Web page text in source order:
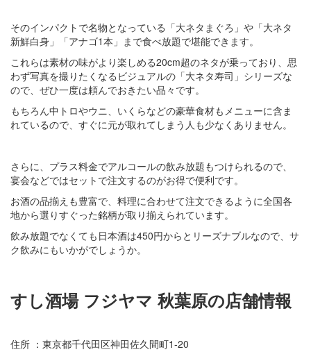
そのインパクトで名物となっている「大ネタまぐろ」や「大ネタ
新鮮白身」「アナゴ1本」まで食べ放題で堪能できます。
これらは素材の味がより楽しめる20cm超のネタが乗っており、思
わず写真を撮りたくなるビジュアルの「大ネタ寿司」シリーズな
ので、ぜひ一度は頼んでおきたい品々です。
もちろん中トロやウニ、いくらなどの豪華食材もメニューに含ま
れているので、すぐに元が取れてしまう人も少なくありません。
さらに、プラス料金でアルコールの飲み放題もつけられるので、
宴会などではセットで注文するのがお得で便利です。
お酒の品揃えも豊富で、料理に合わせて注文できるように全国各
地から選りすぐった銘柄が取り揃えられています。
飲み放題でなくても日本酒は450円からとリーズナブルなので、サ
ク飲みにもいかがでしょうか。
すし酒場 フジヤマ 秋葉原の店舗情報
住所 ：東京都千代田区神田佐久間町1-20